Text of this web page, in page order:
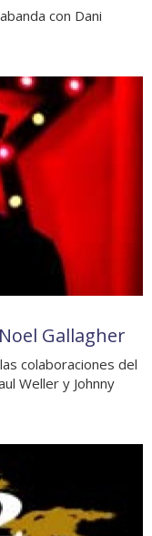
con Dani
Gallagher
colaboraciones del
Weller y Johnny